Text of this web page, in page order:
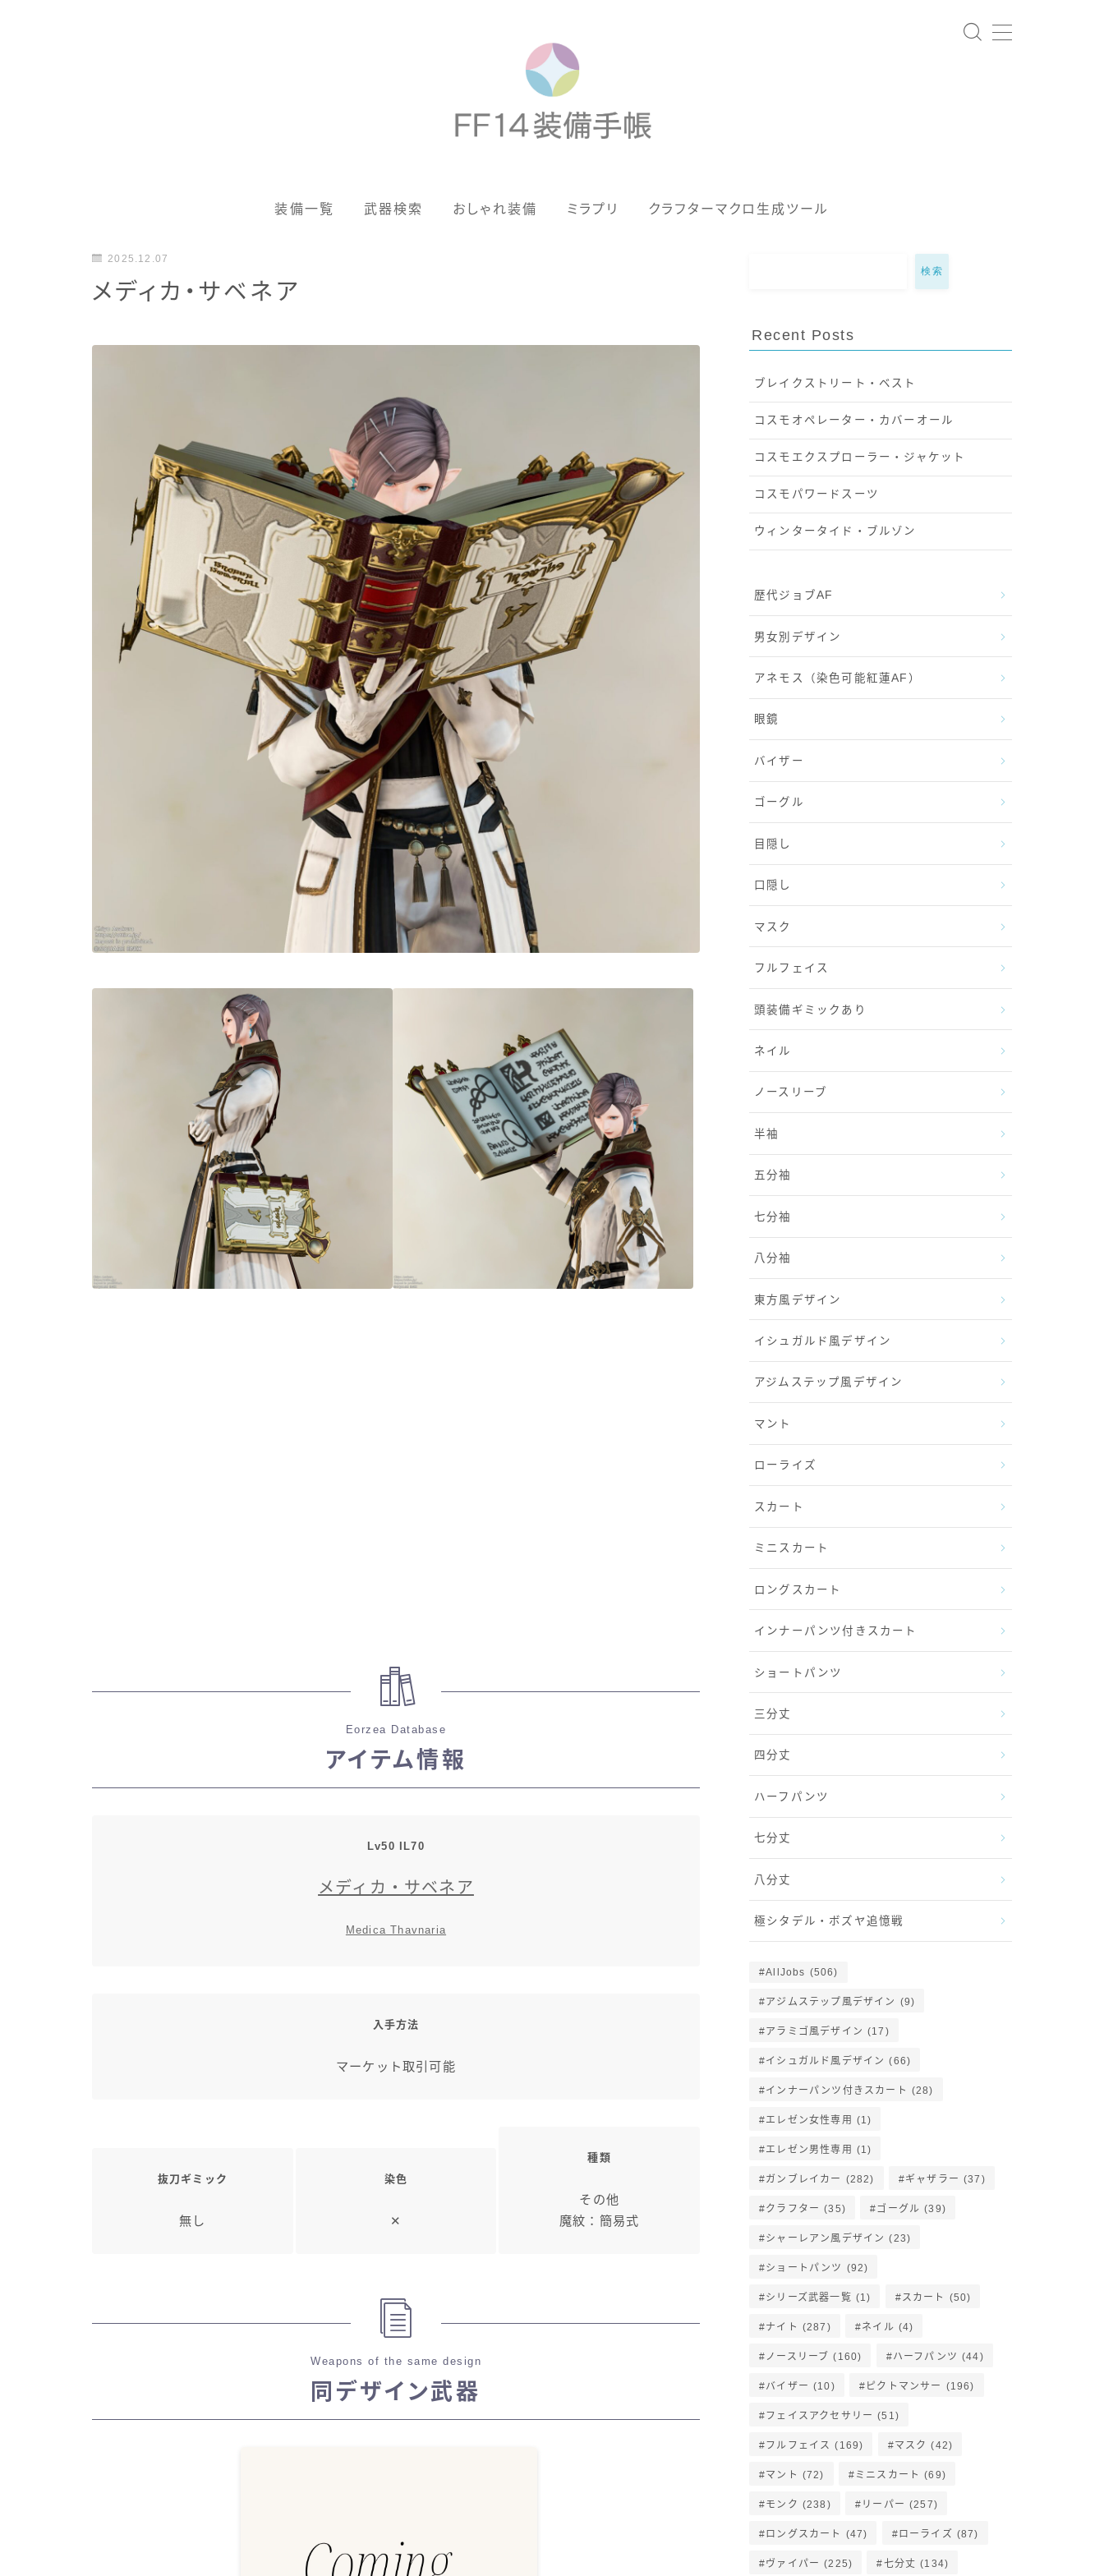
装備一覧 武器検索 おしゃれ装備 ミラプリ クラフターマクロ生成ツール
男女別デザイン
ゴーグル
目隠し
口隠し
マスク
フルフェイス
頭装備ギミックあり
ネイル
ノースリーブ
半袖
五分袖
七分袖
イシュガルド風デザイン
アジムステップ風デザイン
マント
極シタデル・ボズヤ追憶戦
2025.12.07
メディカ・サベネア
Eorzea Database
アイテム情報
Lv50 IL70
メディカ・サベネア
Medica Thavnaria
入手方法
マーケット取引可能
抜刀ギミック
無し
染色
✕
種類
その他
魔紋：簡易式
Weapons of the same design
同デザイン武器
検索
Recent Posts
ブレイクストリート・ベスト
コスモオペレーター・カバーオール
コスモエクスプローラー・ジャケット
コスモパワードスーツ
ウィンタータイド・ブルゾン
歴代ジョブAF
男女別デザイン
アネモス（染色可能紅蓮AF）
眼鏡
バイザー
ゴーグル
目隠し
口隠し
マスク
フルフェイス
頭装備ギミックあり
ネイル
ノースリーブ
半袖
五分袖
七分袖
八分袖
東方風デザイン
イシュガルド風デザイン
アジムステップ風デザイン
マント
ローライズ
スカート
ミニスカート
ロングスカート
インナーパンツ付きスカート
ショートパンツ
三分丈
四分丈
ハーフパンツ
七分丈
八分丈
極シタデル・ボズヤ追憶戦
AllJobs (506)
アジムステップ風デザイン (9)
アラミゴ風デザイン (17)
イシュガルド風デザイン (66)
インナーパンツ付きスカート (28)
エレゼン女性専用 (1)
エレゼン男性専用 (1)
ガンブレイカー (282) ギャザラー (37)
クラフター (35) ゴーグル (39)
シャーレアン風デザイン (23)
ショートパンツ (92)
シリーズ武器一覧 (1) スカート (50)
ナイト (287) ネイル (4)
ノースリーブ (160) ハーフパンツ (44)
バイザー (10) ピクトマンサー (196)
フェイスアクセサリー (51)
フルフェイス (169) マスク (42)
マント (72) ミニスカート (69)
モンク (238) リーパー (257)
ロングスカート (47) ローライズ (87)
ヴァイパー (225) 七分丈 (134)